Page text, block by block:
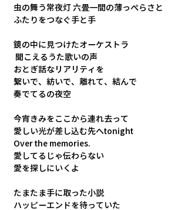
虫の舞う常夜灯 六畳一間の薄っぺらさと
ふたりをつなぐ手と手
鏡の中に見つけたオーケストラ
聞こえるうた歌いの声
おとぎ話なリアリティを
繋いで、紡いで、離れて、結んで
奏でてるの夜空
今宵きみをここから連れ去って
愛しい光が差し込む先へtonight
Over the memories.
愛してるじゃ伝わらない
愛を探しにいくよ
たまたま手に取った小説
ハッピーエンドを待っていた